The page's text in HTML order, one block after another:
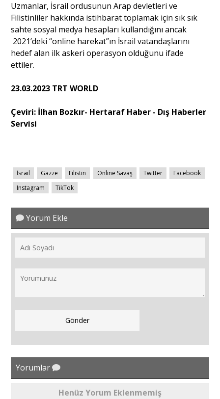
Uzmanlar, İsrail ordusunun Arap devletleri ve
Filistinliler hakkında istihbarat toplamak için sık sık
sahte sosyal medya hesapları kullandığını ancak
2021’deki “online harekat”ın İsrail vatandaşlarını
hedef alan ilk askeri operasyon olduğunu ifade
ettiler.
23.03.2023 TRT WORLD
Çeviri: İlhan Bozkır- Hertaraf Haber - Dış Haberler
Servisi
İsrail Gazze Filistin Online Savaş Twitter
Facebook
Instagram
TikTok
Yorum Ekle
Yorumlar
Henüz Yorum Eklenmemiş